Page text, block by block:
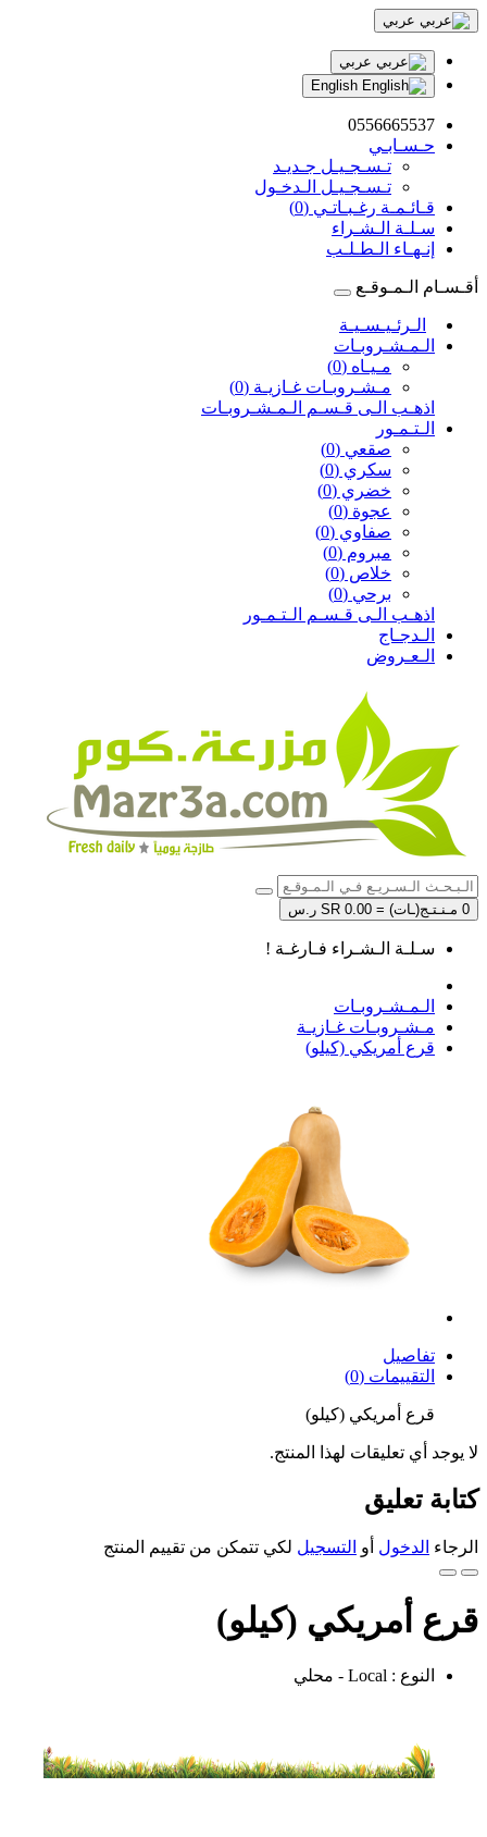
عربي
عربي
0556665537
حـسـابـي
تـسـجـيـل جـديـد
تـسـجـيـل الـدخـول
قـائـمـة رغـبـاتـي (0)
سـلـة الـشـراء
إنـهـاء الـطـلـب
أقـسـام الـمـوقـع
الـرئـيـسـيـة
الـمـشـروبـات
مـيـاه (0)
مـشـروبـات غـازيـة (0)
اذهـب الـى قـسـم الـمـشـروبـات
الـتـمـور
صقعي (0)
سكري (0)
خضري (0)
عجوة (0)
صفاوي (0)
مبروم (0)
خلاص (0)
برحي (0)
اذهـب الـى قـسـم الـتـمـور
الـدجـاج
الـعـروض
0 مـنـتـج(ـات) = SR 0.00 ر.س
سـلـة الـشـراء فـارغـة !
الـمـشـروبـات
مـشـروبـات غـازيـة
قرع أمريكي (كيلو)
تفاصيل
التقييمات (0)
قرع أمريكي (كيلو)
لا يوجد أي تعليقات لهذا المنتج.
كتابة تعليق
الرجاء الدخول أو التسجيل لكي تتمكن من تقييم المنتج
قرع أمريكي (كيلو)
النوع : Local - محلي